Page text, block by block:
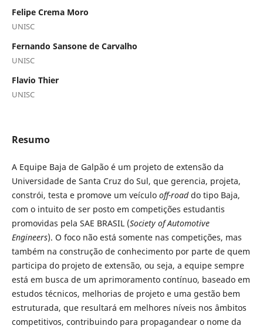
Felipe Crema Moro
UNISC
Fernando Sansone de Carvalho
UNISC
Flavio Thier
UNISC
Resumo
A Equipe Baja de Galpão é um projeto de extensão da
Universidade de Santa Cruz do Sul, que gerencia, projeta,
constrói, testa e promove um veículo off-roaddo tipo Baja,
com o intuito de ser posto em competições estudantis
promovidas pela SAE BRASIL (Society of Automotive
Engineers). O foco não está somente nas competições, mas
também na construção de conhecimento por parte de quem
participa do projeto de extensão, ou seja, a equipe sempre
está em busca de um aprimoramento contínuo, baseado em
estudos técnicos, melhorias de projeto e uma gestão bem
estruturada, que resultará em melhores níveis nos âmbitos
competitivos, contribuindo para propagandear o nome da